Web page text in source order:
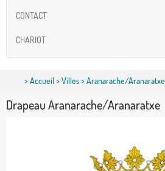
CONTACT
CHARIOT
>Accueil>Villes> Aranarache/Aranaratxe
Drapeau Aranarache/Aranaratxe